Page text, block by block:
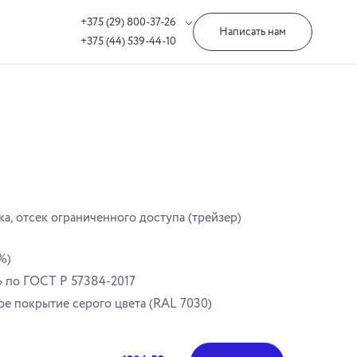
+375 (29) 800-37-26
+375 (44) 539-44-10
Написать нам
отсек ограниченного доступа (трейзер)
по ГОСТ Р 57384-2017
покрытие серого цвета (RAL 7030)